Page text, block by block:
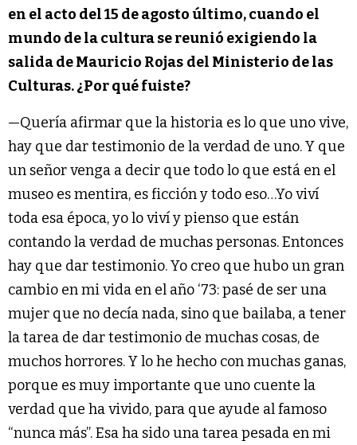
en el acto del 15 de agosto último, cuando el
mundo de la cultura se reunió exigiendo la
salida de Mauricio Rojas del Ministerio de las
Culturas. ¿Por qué fuiste?
—Quería afirmar que la historia es lo que uno vive,
hay que dar testimonio de la verdad de uno. Y que
un señor venga a decir que todo lo que está en el
museo es mentira, es ficción y todo eso…Yo viví
toda esa época, yo lo viví y pienso que están
contando la verdad de muchas personas. Entonces
hay que dar testimonio. Yo creo que hubo un gran
cambio en mi vida en el año ‘73: pasé de ser una
mujer que no decía nada, sino que bailaba, a tener
la tarea de dar testimonio de muchas cosas, de
muchos horrores. Y lo he hecho con muchas ganas,
porque es muy importante que uno cuente la
verdad que ha vivido, para que ayude al famoso
“nunca más”. Esa ha sido una tarea pesada en mi